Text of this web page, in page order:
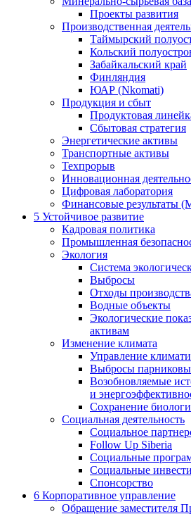
Проекты развития
Производственная
Таймырский
Кольский
Забайкальский край
Финляндия
ЮАР (Nkomati)
Продукция и сбыт
Продуктовая
Сбытовая стратегия
Энергетические активы
Транспортные активы
Техпрорыв
Инновационная
Цифровая лаборатория
Финансовые результаты
5 Устойчивое развитие
Кадровая политика
Промышленная
Экология
Система
Выбросы
Отходы
Водные объекты
Экологические
активам
Изменение климата
Управление
Выбросы
Возобновляемые
и
Сохранение
Социальная деятельность
Социальное
Follow Up Siberia
Социальные
Социальные
Спонсорство
6 Корпоративное управление
Обращение заместителя